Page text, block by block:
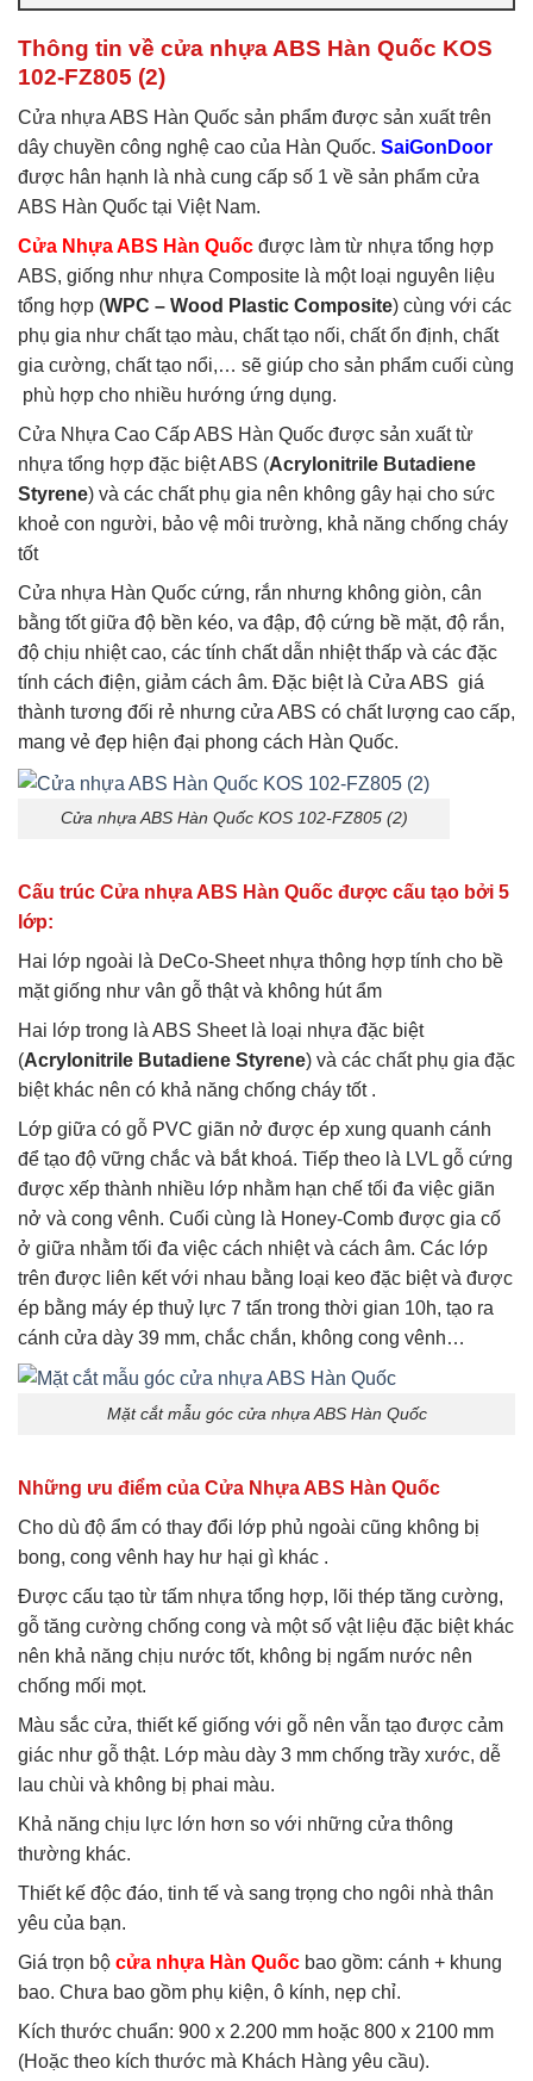
tại TP Vĩnh,Cửa nhựa ABS
nhựa ABS KOS
Thông tin về cửa nhựa ABS Hàn Quốc KOS
102-FZ805 (2)
Cửa nhựa ABS Hàn Quốc sản phẩm được sản xuất trên
dây chuyền công nghệ cao của Hàn Quốc. SaiGonDoor
được hân hạnh là nhà cung cấp số 1 về sản phẩm cửa
ABS Hàn Quốc tại Việt Nam.
Cửa Nhựa ABS Hàn Quốc được làm từ nhựa tổng hợp
ABS, giống như nhựa Composite là một loại nguyên liệu
tổng hợp (WPC – Wood Plastic Composite) cùng với các
phụ gia như chất tạo màu, chất tạo nối, chất ổn định, chất
gia cường, chất tạo nổi,… sẽ giúp cho sản phẩm cuối cùng
phù hợp cho nhiều hướng ứng dụng.
Cửa Nhựa Cao Cấp ABS Hàn Quốc được sản xuất từ
nhựa tổng hợp đặc biệt ABS (Acrylonitrile Butadiene
Styrene) và các chất phụ gia nên không gây hại cho sức
khoẻ con người, bảo vệ môi trường, khả năng chống cháy
tốt
Cửa nhựa Hàn Quốc cứng, rắn nhưng không giòn, cân
bằng tốt giữa độ bền kéo, va đập, độ cứng bề mặt, độ rắn,
độ chịu nhiệt cao, các tính chất dẫn nhiệt thấp và các đặc
tính cách điện, giảm cách âm. Đặc biệt là Cửa ABS giá
thành tương đối rẻ nhưng cửa ABS có chất lượng cao cấp,
mang vẻ đẹp hiện đại phong cách Hàn Quốc.
Cửa nhựa ABS Hàn Quốc KOS 102-FZ805 (2)
Cấu trúc Cửa nhựa ABS Hàn Quốc được cấu tạo bởi 5
lớp:
Hai lớp ngoài là DeCo-Sheet nhựa thông hợp tính cho bề
mặt giống như vân gỗ thật và không hút ẩm
Hai lớp trong là ABS Sheet là loại nhựa đặc biệt
(Acrylonitrile Butadiene Styrene) và các chất phụ gia đặc
biệt khác nên có khả năng chống cháy tốt .
Lớp giữa có gỗ PVC giãn nở được ép xung quanh cánh
để tạo độ vững chắc và bắt khoá. Tiếp theo là LVL gỗ cứng
được xếp thành nhiều lớp nhằm hạn chế tối đa việc giãn
nở và cong vênh. Cuối cùng là Honey-Comb được gia cố
ở giữa nhằm tối đa việc cách nhiệt và cách âm. Các lớp
trên được liên kết với nhau bằng loại keo đặc biệt và được
ép bằng máy ép thuỷ lực 7 tấn trong thời gian 10h, tạo ra
cánh cửa dày 39 mm, chắc chắn, không cong vênh…
Mặt cắt mẫu góc cửa nhựa ABS Hàn Quốc
Những ưu điểm của Cửa Nhựa ABS Hàn Quốc
Cho dù độ ẩm có thay đổi lớp phủ ngoài cũng không bị
bong, cong vênh hay hư hại gì khác .
Được cấu tạo từ tấm nhựa tổng hợp, lõi thép tăng cường,
gỗ tăng cường chống cong và một số vật liệu đặc biệt khác
nên khả năng chịu nước tốt, không bị ngấm nước nên
chống mối mọt.
Màu sắc cửa, thiết kế giống với gỗ nên vẫn tạo được cảm
giác như gỗ thật. Lớp màu dày 3 mm chống trầy xước, dễ
lau chùi và không bị phai màu.
Khả năng chịu lực lớn hơn so với những cửa thông
thường khác.
Thiết kế độc đáo, tinh tế và sang trọng cho ngôi nhà thân
yêu của bạn.
Giá trọn bộ cửa nhựa Hàn Quốc bao gồm: cánh + khung
bao. Chưa bao gồm phụ kiện, ô kính, nẹp chỉ.
Kích thước chuẩn: 900 x 2.200 mm hoặc 800 x 2100 mm
(Hoặc theo kích thước mà Khách Hàng yêu cầu).